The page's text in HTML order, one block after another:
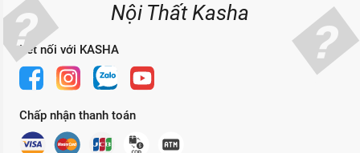
Nội Thất Kasha
Kết nối với KASHA
Chấp nhận thanh toán